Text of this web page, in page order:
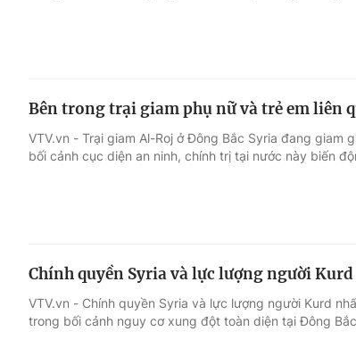
Bên trong trại giam phụ nữ và trẻ em liên
VTV.vn - Trại giam Al-Roj ở Đông Bắc Syria đang giam
bối cảnh cục diện an ninh, chính trị tại nước này biến
Chính quyền Syria và lực lượng người
VTV.vn - Chính quyền Syria và lực lượng người Kurd
trong bối cảnh nguy cơ xung đột toàn diện tại Đông